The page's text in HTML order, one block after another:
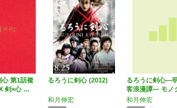
心 第1話複
剣×心 …
るろうに剣心 (2012)
和月伸宏
るろうに剣心―
客浪漫譚― モノ
…
和月伸宏